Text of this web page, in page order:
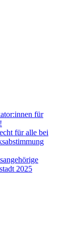
für
für alle bei
2025